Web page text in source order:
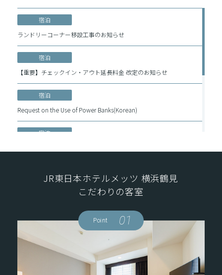
宿泊
ランドリーコーナー移設工事のお知らせ
宿泊
【重要】チェックイン・アウト延長料金 改定のお知らせ
宿泊
Request on the Use of Power Banks(Korean)
宿泊
移动电源使用温馨提示
Request on the Use of Power Banks
JR東日本ホテルメッツ 横浜鶴見
こだわりの客室
Point 01